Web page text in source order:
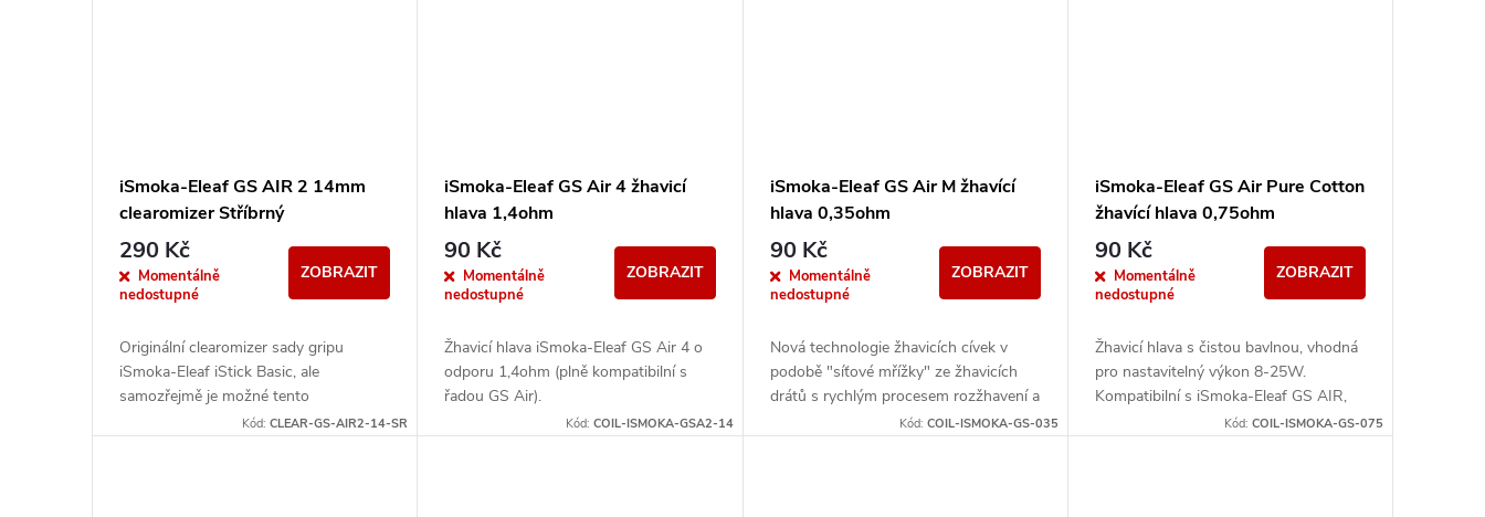
iSmoka-Eleaf GS AIR 2 14mm
clearomizer Stříbrný
290 Kč
Momentálně
nedostupné
ZOBRAZIT
Originální clearomizer sady gripu
iSmoka-Eleaf iStick Basic, ale
samozřejmě je možné tento
clearomizer využít i s jakýmkoli jiným
Kód:CLEAR-GS-AIR2-14-SR
iSmoka-Eleaf GS Air 4 žhavicí
hlava 1,4ohm
90 Kč
Momentálně
nedostupné
ZOBRAZIT
Žhavicí hlava iSmoka-Eleaf GS Air 4 o
odporu 1,4ohm (plně kompatibilní s
řadou GS Air).
Kód: COIL-ISMOKA-GSA2-14
iSmoka-Eleaf GS Air M žhavící
hlava 0,35ohm
90 Kč
Momentálně
nedostupné
ZOBRAZIT
Nová technologie žhavicích cívek v
podobě "síťové mřížky" ze žhavicích
drátů s rychlým procesem rozžhavení a
velkou tvorbou páry. Kompatibilní s...
Kód: COIL-ISMOKA-GS-035
iSmoka-Eleaf GS Air Pure Cotton
žhavící hlava 0,75ohm
90 Kč
Momentálně
nedostupné
ZOBRAZIT
Žhavicí hlava s čistou bavlnou, vhodná
pro nastavitelný výkon 8-25W.
Kompatibilní s iSmoka-Eleaf GS AIR,
GS AIR 2 a GS Tank.Kód: COIL-ISMOKA-GS-075